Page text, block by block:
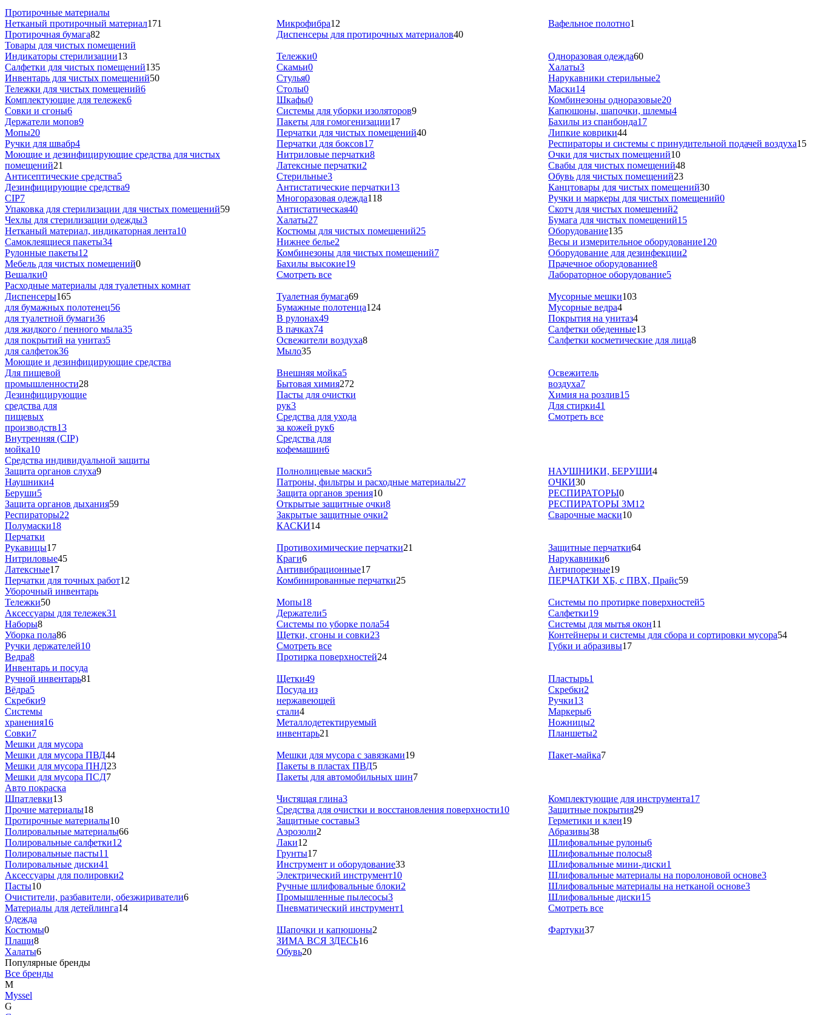
Протирочные материалы
Нетканый протирочный материал171
Протирочная бумага82
Микрофибра12
Диспенсеры для протирочных материалов40
Вафельное полотно1
Товары для чистых помещений
Индикаторы стерилизации13
Салфетки для чистых помещений135
Инвентарь для чистых помещений50
Тележки для чистых помещений6
Комплектующие для тележек6
Совки и сгоны6
Держатели мопов9
Мопы20
Ручки для швабр4
Моющие и дезинфицирующие средства для чистых
помещений21
Антисептические средства5
Дезинфицирующие средства9
CIP7
Упаковка для стерилизации для чистых помещений59
Чехлы для стерилизации одежды3
Нетканый материал, индикаторная лента10
Самоклеящиеся пакеты34
Рулонные пакеты12
Мебель для чистых помещений0
Вешалки0
Тележки0
Скамьи0
Стулья0
Столы0
Шкафы0
Системы для уборки изоляторов9
Пакеты для гомогенизации17
Перчатки для чистых помещений40
Перчатки для боксов17
Нитриловые перчатки8
Латексные перчатки2
Стерильные3
Антистатические перчатки13
Многоразовая одежда118
Антистатическая40
Халаты27
Костюмы для чистых помещений25
Нижнее белье2
Комбинезоны для чистых помещений7
Бахилы высокие19
Смотреть все
Одноразовая одежда60
Халаты3
Нарукавники стерильные2
Маски14
Комбинезоны одноразовые20
Капюшоны, шапочки, шлемы4
Бахилы из спанбонда17
Липкие коврики44
Респираторы и системы с принудительной подачей воздуха15
Очки для чистых помещений10
Свабы для чистых помещений48
Обувь для чистых помещений23
Канцтовары для чистых помещений30
Ручки и маркеры для чистых помещений0
Скотч для чистых помещений2
Бумага для чистых помещений15
Оборудование135
Весы и измерительное оборудование120
Оборудование для дезинфекции2
Прачечное оборудование8
Лабораторное оборудование5
Расходные материалы для туалетных комнат
Диспенсеры165
для бумажных полотенец56
для туалетной бумаги36
для жидкого / пенного мыла35
для покрытий на унитаз5
для салфеток36
Туалетная бумага69
Бумажные полотенца124
В рулонах49
В пачках74
Освежители воздуха8
Мыло35
Мусорные мешки103
Мусорные ведра4
Покрытия на унитаз4
Салфетки обеденные13
Салфетки косметические для лица8
Моющие и дезинфицирующие средства
Для пищевой
промышленности28
Дезинфицирующие
средства для
пищевых
производств13
Внутренняя (CIP)
мойка10
Внешняя мойка5
Бытовая химия272
Пасты для очистки
рук3
Средства для ухода
за кожей рук6
Средства для
кофемашин6
Освежитель
воздуха7
Химия на розлив15
Для стирки41
Смотреть все
Средства индивидуальной защиты
Защита органов слуха9
Наушники4
Беруши5
Защита органов дыхания59
Респираторы22
Полумаски18
Полнолицевые маски5
Патроны, фильтры и расходные материалы27
Защита органов зрения10
Открытые защитные очки8
Закрытые защитные очки2
КАСКИ14
НАУШНИКИ, БЕРУШИ4
ОЧКИ30
РЕСПИРАТОРЫ0
РЕСПИРАТОРЫ 3М12
Сварочные маски10
Перчатки
Рукавицы17
Нитриловые45
Латексные17
Перчатки для точных работ12
Противохимические перчатки21
Краги6
Антивибрационные17
Комбинированные перчатки25
Защитные перчатки64
Нарукавники6
Антипорезные19
ПЕРЧАТКИ ХБ, с ПВХ, Прайс59
Уборочный инвентарь
Тележки50
Аксессуары для тележек31
Наборы8
Уборка пола86
Ручки держателей10
Ведра8
Мопы18
Держатели5
Системы по уборке пола54
Щетки, сгоны и совки23
Смотреть все
Протирка поверхностей24
Системы по протирке поверхностей5
Салфетки19
Системы для мытья окон11
Контейнеры и системы для сбора и сортировки мусора54
Губки и абразивы17
Инвентарь и посуда
Ручной инвентарь81
Вёдра5
Скребки9
Системы
хранения16
Совки7
Щетки49
Посуда из
нержавеющей
стали4
Металлодетектируемый
инвентарь21
Пластырь1
Скребки2
Ручки13
Маркеры6
Ножницы2
Планшеты2
Мешки для мусора
Мешки для мусора ПВД44
Мешки для мусора ПHД23
Мешки для мусора ПCД7
Мешки для мусора с завязками19
Пакеты в пластах ПВД5
Пакеты для автомобильных шин7
Пакет-майка7
Авто покраска
Шпатлевки13
Прочие материалы18
Протирочные материалы10
Полировальные материалы66
Полировальные салфетки12
Полировальные пасты11
Полировальные диски41
Аксессуары для полировки2
Пасты10
Очистители, разбавители, обезжириватели6
Материалы для детейлинга14
Чистящая глина3
Средства для очистки и восстановления поверхности10
Защитные составы3
Аэрозоли2
Лаки12
Грунты17
Инструмент и оборудование33
Электрический инструмент10
Ручные шлифовальные блоки2
Промышленные пылесосы3
Пневматический инструмент1
Комплектующие для инструмента17
Защитные покрытия29
Герметики и клеи19
Абразивы38
Шлифовальные рулоны6
Шлифовальные полосы8
Шлифовальные мини-диски1
Шлифовальные материалы на поролоновой основе3
Шлифовальные материалы на нетканой основе3
Шлифовальные диски15
Смотреть все
Одежда
Костюмы0
Плащи8
Халаты6
Шапочки и капюшоны2
ЗИМА ВСЯ ЗДЕСЬ16
Обувь20
Фартуки37
Популярные бренды
Все бренды
M
Myssel
G